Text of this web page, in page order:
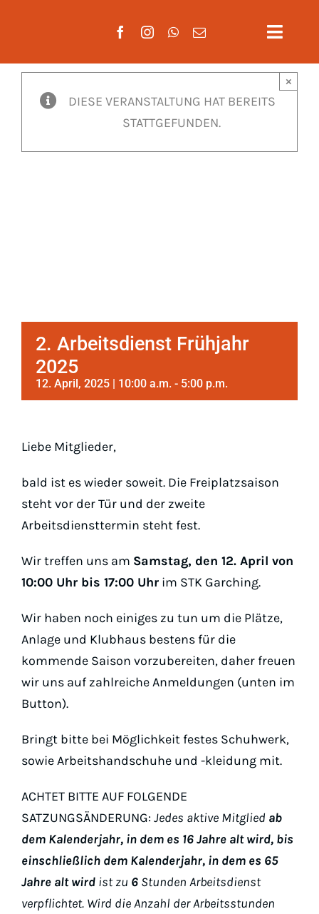
Toggle
Aktuelles
Padel
DIESE VERANSTALTUNG HAT BEREITS
STATTGEFUNDEN.
×
2. Arbeitsdienst Frühjahr
2025
12. April, 2025 | 10:00 a.m. - 5:00 p.m.
Liebe Mitglieder,
bald ist es wieder soweit. Die Freiplatzsaison
steht vor der Tür und der zweite
Arbeitsdiensttermin steht fest.
Wir treffen uns am Samstag, den 12. April von
10:00 Uhr bis 17:00 Uhr im STK Garching.
Wir haben noch einiges zu tun um die Plätze,
Anlage und Klubhaus bestens für die
kommende Saison vorzubereiten, daher freuen
wir uns auf zahlreiche Anmeldungen (unten im
Button).
Bringt bitte bei Möglichkeit festes Schuhwerk,
sowie Arbeitshandschuhe und -kleidung mit.
ACHTET BITTE AUF FOLGENDE
SATZUNGSÄNDERUNG: Jedes aktive Mitglied ab
dem Kalenderjahr, in dem es 16 Jahre alt wird, bis
einschließlich dem Kalenderjahr, in dem es 65
Jahre alt wird ist zu 6 Stunden Arbeitsdienst
verpflichtet. Wird die Anzahl der Arbeitsstunden